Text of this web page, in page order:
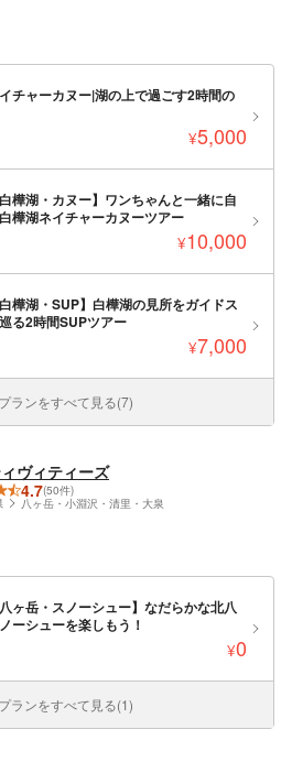
チャーカヌー|湖の上で過ごす2時間の
¥5,000
白樺湖・カヌー】ワンちゃんと一緒に自
樺湖ネイチャーカヌーツアー
¥10,000
白樺湖・SUP】白樺湖の見所をガイドス
る2時間SUPツアー
¥7,000
ランをすべて見る(7)
ヴィティーズ
4.7(50件)
八ヶ岳・小淵沢・清里・大泉
八ヶ岳・スノーシュー】なだらかな北八
ーシューを楽しもう！
¥0
ランをすべて見る(1)